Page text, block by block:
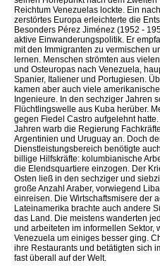
Reichtum Venezuelas lockte. Ein
zerstörtes Europa erleichterte die
Besonders Pérez Jiménez (1952 -
aktive Einwanderungspolitik. Er
mit den Immigranten zu vermischen
lernen. Menschen strömten aus
und Osteuropas nach Venezuela,
Spanier, Italiener und Portugiesen.
kamen aber auch viele
Ingenieure. In den sechziger Jahren
Flüchtlingswelle aus Kuba herüber.
gegen Fiedel Castro aufgelehnt
Jahren warb die Regierung
Argentinien und Uruguay an. Doch
Dienstleistungsbereich benötigte
billige Hilfskräfte: kolumbianische
die Elendsquartiere einzogen. Der
Osten ließ in den sechziger und
große Anzahl Araber, vorwiegend
einreisen. Die Wirtschaftsmisere der
Lateinamerika brachte auch andere
das Land. Die meistens wanderten
und arbeiteten im informellen Sektor,
Venezuela um einiges besser ging.
ihre Restaurants und betätigten sich
fast überall auf der Welt.